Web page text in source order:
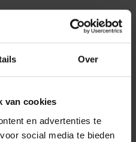
Over
van cookies
en advertenties te
social media te bieden
Lela -
onderstel 139,00